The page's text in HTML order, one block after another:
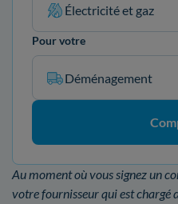
Électricité et gaz
Pour votre
Déménagement
Au moment où vous signez un
votre fournisseur qui est